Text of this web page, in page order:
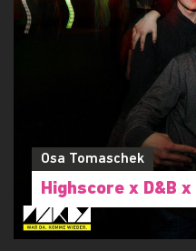
Osa Tomaschek
Highscore x D&B